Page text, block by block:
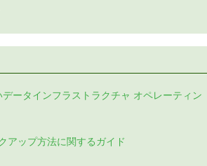
ータインフラストラクチャ オペレーティン
アップ方法に関するガイド